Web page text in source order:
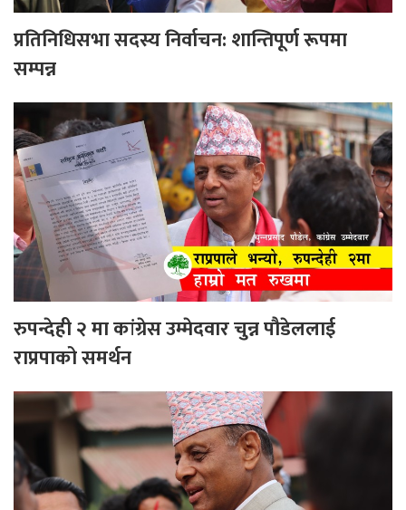
प्रतिनिधिसभा सदस्य निर्वाचन: शान्तिपूर्ण रूपमा
सम्पन्न
रुपन्देही २ मा कांग्रेस उम्मेदवार चुन्न पौडेललाई
राप्रपाको समर्थन